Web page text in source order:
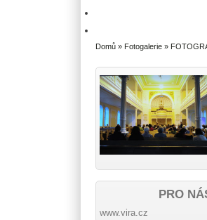
Domů » Fotogalerie »
PRO
www.vira.cz